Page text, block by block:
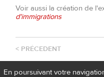
Voir aussi la création de
d'immigrations
< PRÉCEDENT
En poursuivant votre